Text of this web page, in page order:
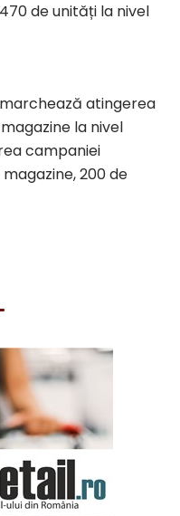
de unități la nivel
atingerea
la nivel
campaniei
200 de